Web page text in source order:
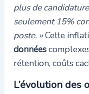
plus de
seulement 15%
poste. »Cette
données
rétention, coûts
L’évolution des